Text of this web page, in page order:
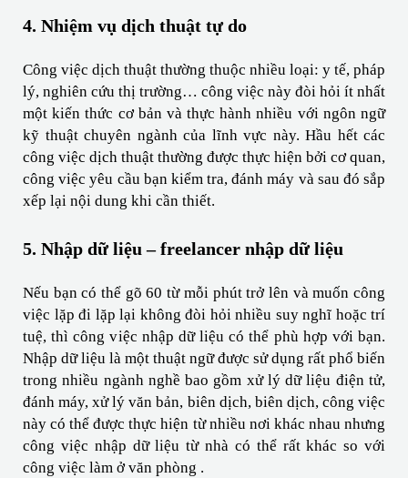
4. Nhiệm vụ dịch thuật tự do
Công việc dịch thuật thường thuộc nhiều loại: y tế, pháp
lý, nghiên cứu thị trường… công việc này đòi hỏi ít nhất
một kiến ​​thức cơ bản và thực hành nhiều với ngôn ngữ
kỹ thuật chuyên ngành của lĩnh vực này. Hầu hết các
công việc dịch thuật thường được thực hiện bởi cơ quan,
công việc yêu cầu bạn kiểm tra, đánh máy và sau đó sắp
xếp lại nội dung khi cần thiết.
5. Nhập dữ liệu – freelancer nhập dữ liệu
Nếu bạn có thể gõ 60 từ mỗi phút trở lên và muốn công
việc lặp đi lặp lại không đòi hỏi nhiều suy nghĩ hoặc trí
tuệ, thì công việc nhập dữ liệu có thể phù hợp với bạn.
Nhập dữ liệu là một thuật ngữ được sử dụng rất phổ biến
trong nhiều ngành nghề bao gồm xử lý dữ liệu điện tử,
đánh máy, xử lý văn bản, biên dịch, biên dịch, công việc
này có thể được thực hiện từ nhiều nơi khác nhau nhưng
công việc nhập dữ liệu từ nhà có thể rất khác so với
công việc làm ở văn phòng .